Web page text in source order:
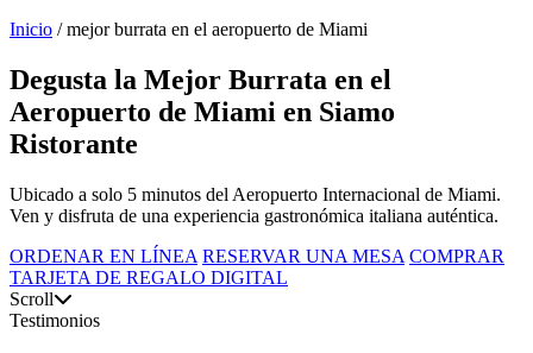
Inicio / mejor burrata en el aeropuerto de Miami
Degusta la Mejor Burrata en el
Aeropuerto de Miami en Siamo
Ristorante
Ubicado a solo 5 minutos del Aeropuerto Internacional de Miami.
Ven y disfruta de una experiencia gastronómica italiana auténtica.
ORDENAR EN LÍNEA RESERVAR UNA MESA COMPRAR
TARJETA DE REGALO DIGITAL
Scroll
Testimonios